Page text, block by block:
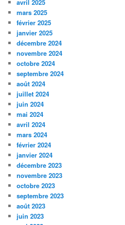
avril 2025
mars 2025
février 2025
janvier 2025
décembre 2024
novembre 2024
octobre 2024
septembre 2024
août 2024
juillet 2024
juin 2024
mai 2024
avril 2024
mars 2024
février 2024
janvier 2024
décembre 2023
novembre 2023
octobre 2023
septembre 2023
août 2023
juin 2023